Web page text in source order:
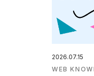
2026.07.15
WEB